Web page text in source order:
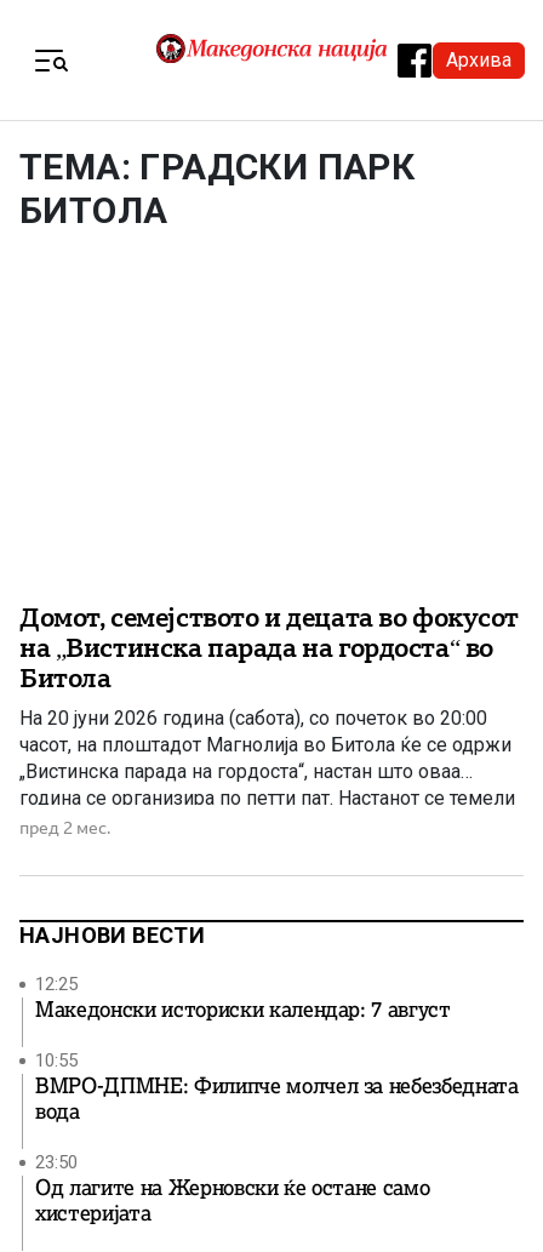
Архива
ТЕМА: ГРАДСКИ ПАРК
БИТОЛА
Домот, семејството и децата во фокусот
на „Вистинска парада на гордоста“ во
Битола
На 20 јуни 2026 година (сабота), со почеток во 20:00
часот, на плоштадот Магнолија во Битола ќе се одржи
„Вистинска парада на гордоста“, настан што оваа
година се организира по петти пат. Настанот се темели
на вредностите што ги сметаат за основа на
татко, како и децата. Овие […]
пред 2 мес.
НАЈНОВИ ВЕСТИ
12:25
Македонски историски календар: 7 август
10:55
ВМРО-ДПМНЕ: Филипче молчел за небезбедната
вода
23:50
Од лагите на Жерновски ќе остане само
хистеријата